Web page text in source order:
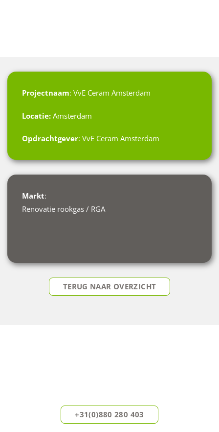
Projectnaam: VvE Ceram Amsterdam
Locatie: Amsterdam
Opdrachtgever: VvE Ceram Amsterdam
Markt:
Renovatie rookgas / RGA
TERUG NAAR OVERZICHT
+31(0)880 280 403